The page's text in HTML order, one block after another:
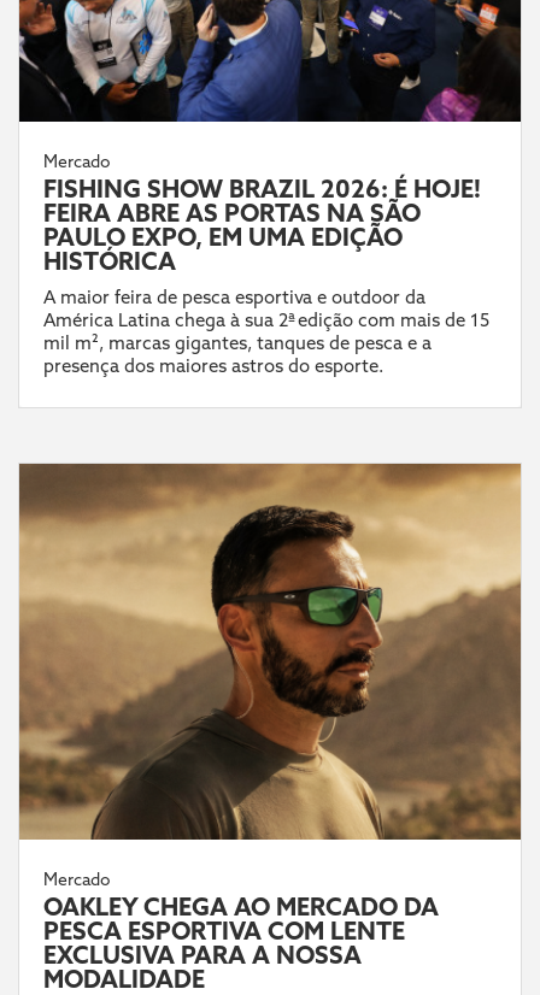
Mercado
FISHING SHOW BRAZIL 2026: É HOJE!
FEIRA ABRE AS PORTAS NA SÃO
PAULO EXPO, EM UMA EDIÇÃO
HISTÓRICA
A maior feira de pesca esportiva e outdoor da
América Latina chega à sua 2ª edição com mais de 15
mil m², marcas gigantes, tanques de pesca e a
presença dos maiores astros do esporte.
Mercado
OAKLEY CHEGA AO MERCADO DA
PESCA ESPORTIVA COM LENTE
EXCLUSIVA PARA A NOSSA
MODALIDADE